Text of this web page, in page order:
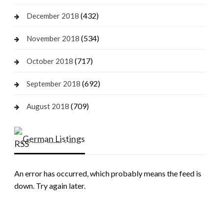
December 2018 (432)
November 2018 (534)
October 2018 (717)
September 2018 (692)
August 2018 (709)
German Listings
An error has occurred, which probably means the feed is
down. Try again later.